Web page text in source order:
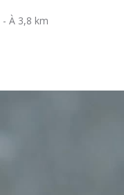
- À 3,8 km